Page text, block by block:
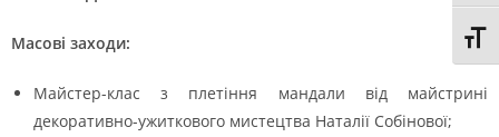
Масові заходи:
Майстер-клас з плетіння мандали від майстрині
декоративно-ужиткового мистецтва Наталії Собінової;